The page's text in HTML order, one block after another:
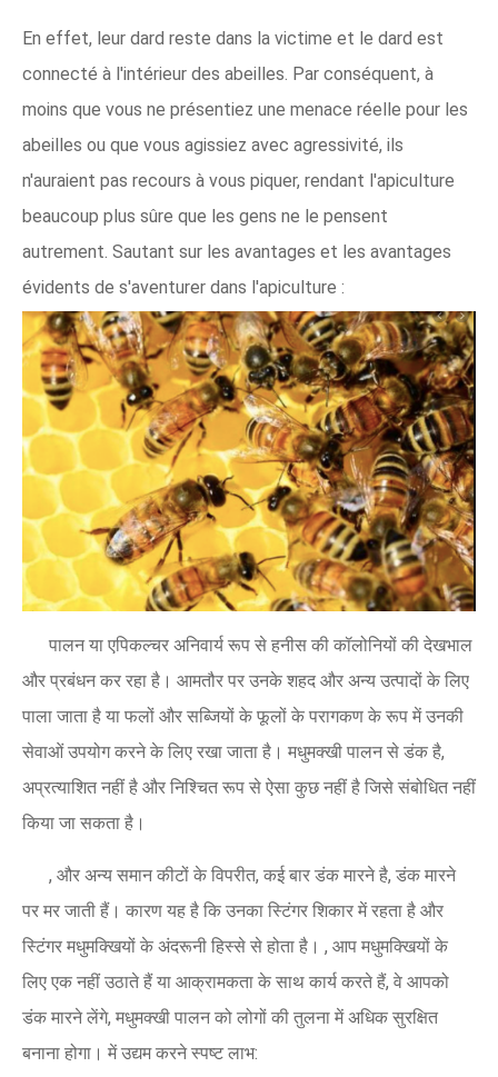
En effet, leur dard reste dans la victime et le dard est
connecté à l'intérieur des abeilles. Par conséquent, à
moins que vous ne présentiez une menace réelle pour les
abeilles ou que vous agissiez avec agressivité, ils
n'auraient pas recours à vous piquer, rendant l'apiculture
beaucoup plus sûre que les gens ne le pensent
autrement. Sautant sur les avantages et les avantages
évidents de s'aventurer dans l'apiculture :
पालन ​​या एपिकल्चर अनिवार्य रूप से हनीस की कॉलोनियों की देखभाल
और प्रबंधन कर रहा है। आमतौर पर उनके शहद और अन्य उत्पादों के लिए
पाला जाता है या फलों और सब्जियों के फूलों के परागकण के रूप में उनकी
सेवाओं उपयोग करने के लिए रखा जाता है। मधुमक्खी पालन से डंक है,
अप्रत्याशित नहीं है और निश्चित रूप से ऐसा कुछ नहीं है जिसे संबोधित नहीं
किया जा सकता है।
, और अन्य समान कीटों के विपरीत, कई बार डंक मारने है, डंक मारने
पर मर जाती हैं। कारण यह है कि उनका स्टिंगर शिकार में रहता है और
स्टिंगर मधुमक्खियों के अंदरूनी हिस्से से होता है। , आप मधुमक्खियों के
लिए एक नहीं उठाते हैं या आक्रामकता के साथ कार्य करते हैं, वे आपको
डंक मारने लेंगे, मधुमक्खी पालन को लोगों की तुलना में अधिक सुरक्षित
बनाना होगा। में उद्यम करने स्पष्ट लाभ: